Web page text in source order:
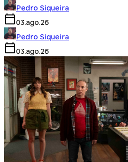
Pedro Siqueira
03.ago.26
Pedro Siqueira
03.ago.26